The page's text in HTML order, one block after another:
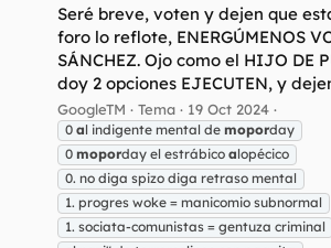
Seré breve, voten y dejen que
foro lo reflote, ENERGÚMENOS
SÁNCHEZ. Ojo como el HIJO DE
doy 2 opciones EJECUTEN, y
GoogleTM Tema 19 Oct 2024
0 al indigente mental de moporday
0 moporday el estrábico alopécico
0. no diga spizo diga retraso mental
1. progres woke = manicomio subnormal
1. sociata-comunistas = gentuza criminal